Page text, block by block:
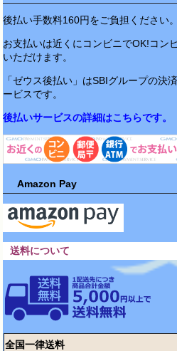
後払い手数料160円をご負担ください。
お支払いは近くにコンビニでOK!コン
いただけます。
「ゼウス後払い」はSBIグループの決
ービスです。
後払いサービスの詳細はこちらです。
Amazon Pay
送料について
全国一律送料